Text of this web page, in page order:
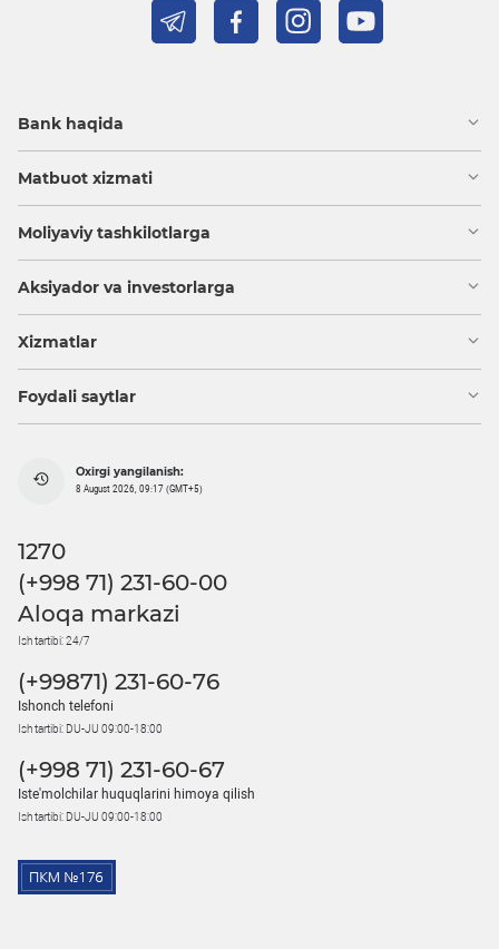
Bank haqida
Matbuot xizmati
Moliyaviy tashkilotlarga
Aksiyador va investorlarga
Xizmatlar
Foydali saytlar
Oxirgi yangilanish:
8 August 2026, 09:17 (GMT+5)
1270
(+998 71) 231-60-00
Aloqa markazi
Ish tartibi: 24/7
(+99871) 231-60-76
Ishonch telefoni
Ish tartibi: DU-JU 09:00-18:00
(+998 71) 231-60-67
Iste'molchilar huquqlarini himoya qilish
Ish tartibi: DU-JU 09:00-18:00